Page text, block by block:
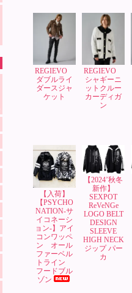
REGIEVO
ダブルライ
ダースジャ
ケット
REGIEVO
シャギーニ
ットクルー
カーディガ
ン
【入荷】
【PSYCHO
NATION-サ
イコネーシ
ョン-】アイ
コンワッペ
ン オール
ファーベル
トライン
フードブル
ゾン
【2024’秋冬
新作】
SEXPOT
ReVeNGe
LOGO BELT
DESIGN
SLEEVE
HIGH NECK
ジップ パー
カ